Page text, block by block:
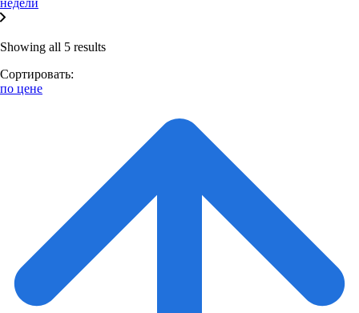
недели
Showing all 5 results
Сортировать:
по цене